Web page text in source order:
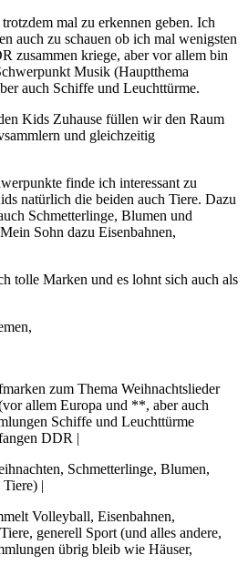
mal zu erkennen geben. Ich
auch zu schauen ob ich mal wenigsten
zusammen kriege, aber vor allem bin
Musik (Hauptthema
auch Schiffe und Leuchttürme.
Kids Zuhause füllen wir den Raum
und gleichzeitig
finde ich interessant zu
natürlich die beiden auch Tiere. Dazu
Schmetterlinge, Blumen und
Sohn dazu Eisenbahnen,
tolle Marken und es lohnt sich auch als
zum Thema Weihnachtslieder
allem Europa und **, aber auch
Schiffe und Leuchttürme
DDR |
Schmetterlinge, Blumen,
|
Volleyball, Eisenbahnen,
generell Sport (und alles andere,
übrig bleib wie Häuser,